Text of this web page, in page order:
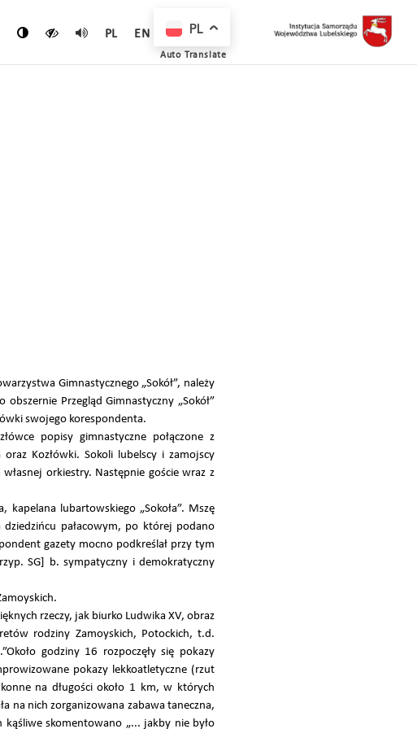
PL EN
Gimnastycznego „Sokół”, należy
Przegląd Gimnastyczny „Sokół”
swojego korespondenta.
popisy gimnastyczne połączone z
Kozłówki. Sokoli lubelscy i zamojscy
orkiestry. Następnie goście wraz z
kapelana lubartowskiego „Sokoła”. Mszę
dziedzińcu pałacowym, po której podano
gazety mocno podkreślał przy tym
SG] b. sympatyczny i demokratyczny
rzeczy, jak biurko Ludwika XV, obraz
rodziny Zamoyskich, Potockich, t.d.
godziny 16 rozpoczęły się pokazy
pokazy lekkoatletyczne (rzut
na długości około 1 km, w których
na nich zorganizowana zabawa taneczna,
skomentowano „... jakby nie było
PL
Auto Translate